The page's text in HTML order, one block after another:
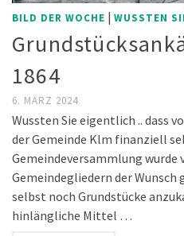
BILD DER WOCHE | WUSSTEN
1864
6. MÄRZ 2024
Wussten Sie eigentlich .. dass
der Gemeinde Klm finanziell
Gemeindeversammlung wurde
Gemeindegliedern der Wunsch
selbst noch Grundstücke
hinlängliche Mittel …